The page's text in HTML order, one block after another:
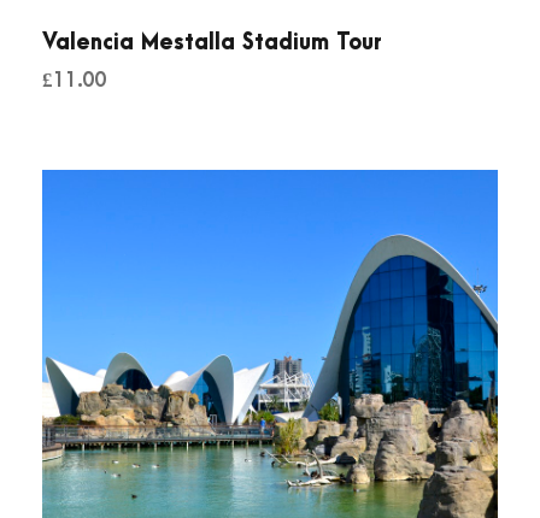
Valencia Mestalla Stadium Tour
£11.00